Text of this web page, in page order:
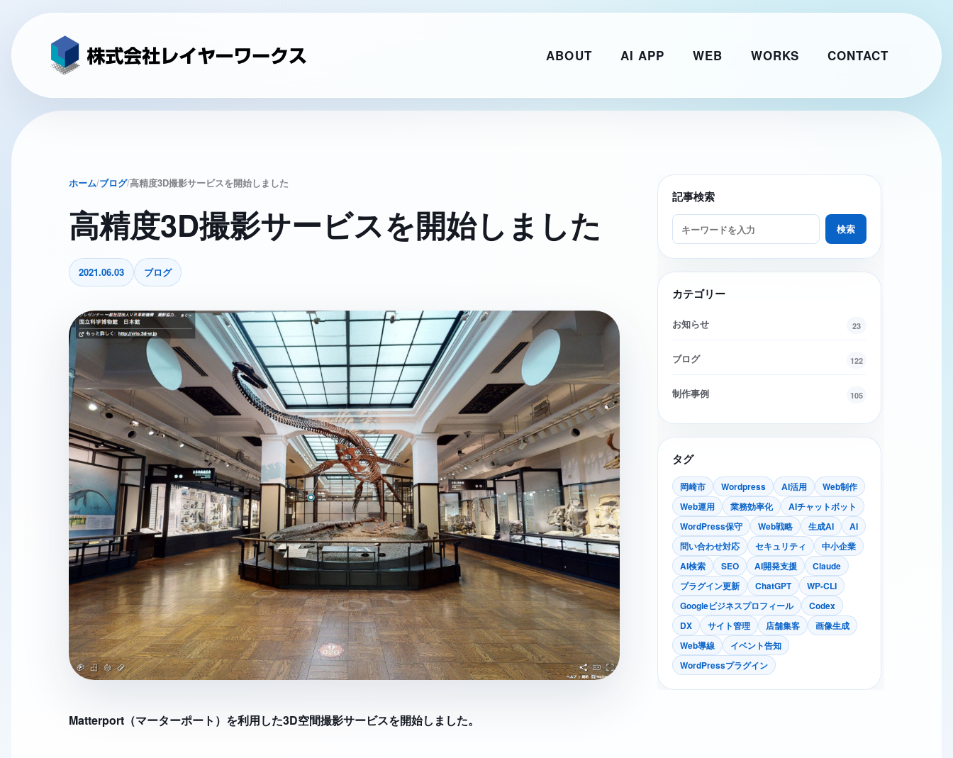
ABOUT AI APP WEB WORKS CONTACT
ホーム ブログ 高精度3D撮影サービスを開始しました
高精度3D撮影サービスを開始しました
2021.06.03 ブログ
Matterport（マーターポート）を利用した3D空間撮影サービスを開始しました。
記事検索
ブログ記事を検索 検索
カテゴリー
お知らせ 23
ブログ 122
制作事例 105
タグ
岡崎市 Wordpress AI活用
Web制作
Web運用
業務効率化
AIチャットボット
WordPress保守
Web戦略 生成AI
AI
問い合わせ対応
セキュリティ
中小企業
AI検索
SEO AI開発支援
Claude
プラグイン更新
ChatGPT
WP-CLI
Googleビジネスプロフィール
Codex
DX
サイト管理 店舗集客
画像生成
Web導線
イベント告知
WordPressプラグイン